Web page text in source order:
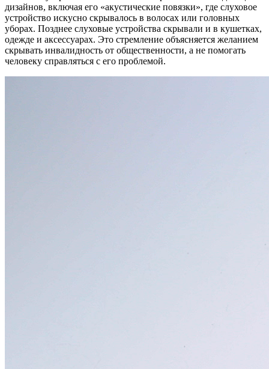
дизайнов, включая его «акустические повязки», где слуховое
устройство искусно скрывалось в волосах или головных
уборах. Позднее слуховые устройства скрывали и в кушетках,
одежде и аксессуарах. Это стремление объясняется желанием
скрывать инвалидность от общественности, а не помогать
человеку справляться с его проблемой.